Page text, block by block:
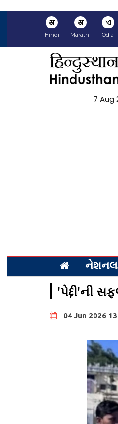
अ
Hindi
अ
Marathi
ଏ
Odia
7 Aug
નેશનલ
'પેદ્દી'ની
04 Jun 2026